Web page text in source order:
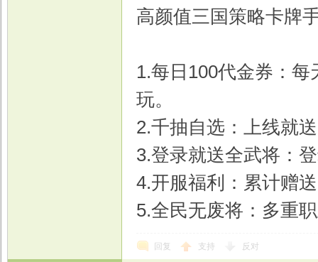
高颜值三国策略卡牌
1.每日100代金券：
玩。
2.千抽自选：上线就
3.登录就送全武将：
4.开服福利：累计赠
5.全民无废将：多重
回复 支持 反对